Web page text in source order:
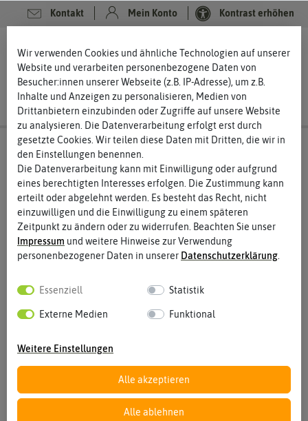
Kontakt Mein Konto Kontrast erhöhen
Vergrößern durch berühren
Wir verwenden Cookies und ähnliche Technologien auf unserer
Website und verarbeiten personenbezogene Daten von
Besucher:innen unserer Webseite (z.B. IP-Adresse), um z.B.
Inhalte und Anzeigen zu personalisieren, Medien von
Drittanbietern einzubinden oder Zugriffe auf unsere Website
zu analysieren. Die Datenverarbeitung erfolgt erst durch
gesetzte Cookies. Wir teilen diese Daten mit Dritten, die wir in
den Einstellungen benennen.
Die Datenverarbeitung kann mit Einwilligung oder aufgrund
eines berechtigten Interesses erfolgen. Die Zustimmung kann
erteilt oder abgelehnt werden. Es besteht das Recht, nicht
einzuwilligen und die Einwilligung zu einem späteren
Zeitpunkt zu ändern oder zu widerrufen. Beachten Sie unser
Impressum und weitere Hinweise zur Verwendung
personenbezogener Daten in unserer Daten­schutz­erklärung
Essenziell Statistik
Externe Medien Funktional
Weitere Einstellungen
Alle akzeptieren
Alle ablehnen